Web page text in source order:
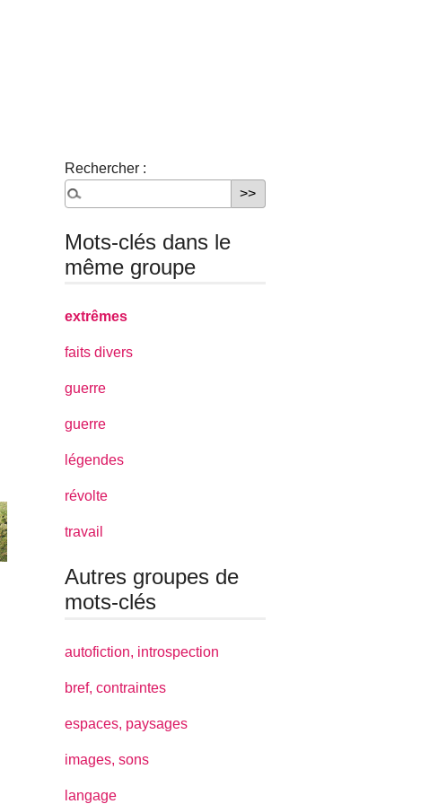
Rechercher :
Mots-clés dans le
même groupe
extrêmes
faits divers
guerre
guerre
légendes
révolte
travail
Autres groupes de
mots-clés
autofiction, introspection
bref, contraintes
espaces, paysages
images, sons
langage